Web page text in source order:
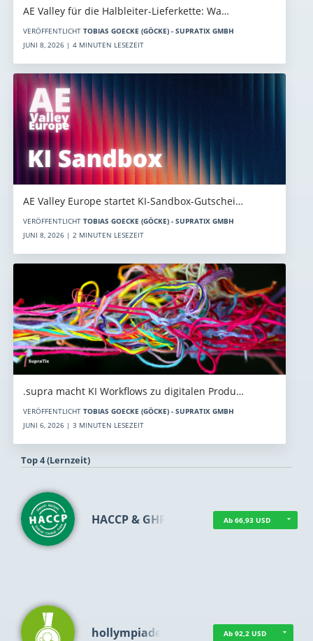
AE Valley für die Halbleiter-Lieferkette: Wa…
VERÖFFENTLICHT TOBIAS GOECKE (GÖCKE) - SUPRATIX GMBH
JUNI 8, 2026 | 4 MINUTEN LESEZEIT
AE Valley Europe startet KI-Sandbox-Gutschei…
VERÖFFENTLICHT TOBIAS GOECKE (GÖCKE) - SUPRATIX GMBH
JUNI 8, 2026 | 2 MINUTEN LESEZEIT
.supra macht KI Workflows zu digitalen Produ…
VERÖFFENTLICHT TOBIAS GOECKE (GÖCKE) - SUPRATIX GMBH
JUNI 6, 2026 | 3 MINUTEN LESEZEIT
Top 4 (Lernzeit)
HACCP & GHP Ab 66,93 USD
hollympiade Ab 92,2 USD